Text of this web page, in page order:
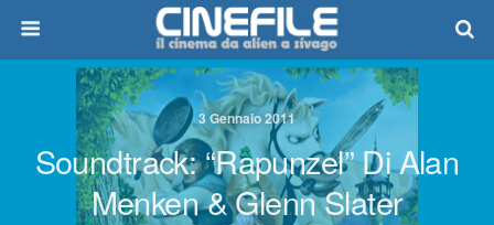
3 Gennaio 2011
Soundtrack: “Rapunzel” Di Alan
Menken & Glenn Slater